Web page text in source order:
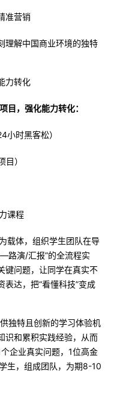
准营销
理解中国商业环境的独特
力转化
目，强化能力转化：
时黑客松）
）
课程
载体，组织学生团队在导
演/汇报”的全流程实
键问题，让同学在真实不
达，把“看懂科技”变成
独特且创新的学习体验机
识和累积实践经验，从而
企业真实问题，1位高金
生，组成团队，为期8-10